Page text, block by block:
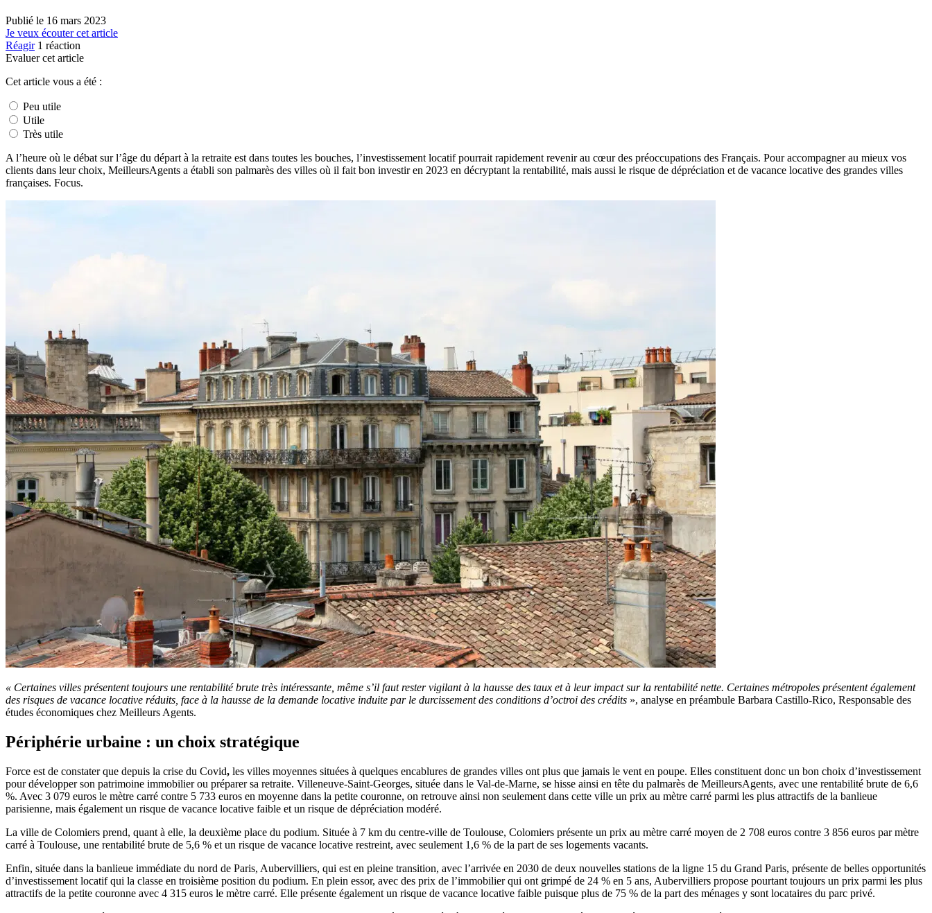
Publié le 16 mars 2023
Je veux écouter cet article
Réagir 1 réaction
Evaluer cet article
Cet article vous a été :
Peu utile
Utile
Très utile
A l’heure où le débat sur l’âge du départ à la retraite est dans toutes les bouches, l’investissement locatif pourrait rapidement revenir au cœur des préoccupations des Français. Pour accompagner au mieux vos
clients dans leur choix, MeilleursAgents a établi son palmarès des villes où il fait bon investir en 2023 en décryptant la rentabilité, mais aussi le risque de dépréciation et de vacance locative des grandes villes
françaises. Focus.
« Certaines villes présentent toujours une rentabilité brute très intéressante, même s’il faut rester vigilant à la hausse des taux et à leur impact sur la rentabilité nette. Certaines métropoles présentent également
des risques de vacance locative réduits, face à la hausse de la demande locative induite par le durcissement des conditions d’octroi des crédits », analyse en préambule Barbara Castillo-Rico, Responsable des
études économiques chez Meilleurs Agents.
Périphérie urbaine : un choix stratégique
Force est de constater que depuis la crise du Covid, les villes moyennes situées à quelques encablures de grandes villes ont plus que jamais le vent en poupe. Elles constituent donc un bon choix d’investissement
pour développer son patrimoine immobilier ou préparer sa retraite. Villeneuve-Saint-Georges, située dans le Val-de-Marne, se hisse ainsi en tête du palmarès de MeilleursAgents, avec une rentabilité brute de 6,6
%. Avec 3 079 euros le mètre carré contre 5 733 euros en moyenne dans la petite couronne, on retrouve ainsi non seulement dans cette ville un prix au mètre carré parmi les plus attractifs de la banlieue
parisienne, mais également un risque de vacance locative faible et un risque de dépréciation modéré.
La ville de Colomiers prend, quant à elle, la deuxième place du podium. Située à 7 km du centre-ville de Toulouse, Colomiers présente un prix au mètre carré moyen de 2 708 euros contre 3 856 euros par mètre
carré à Toulouse, une rentabilité brute de 5,6 % et un risque de vacance locative restreint, avec seulement 1,6 % de la part de ses logements vacants.
Enfin, située dans la banlieue immédiate du nord de Paris, Aubervilliers, qui est en pleine transition, avec l’arrivée en 2030 de deux nouvelles stations de la ligne 15 du Grand Paris, présente de belles opportunités
d’investissement locatif qui la classe en troisième position du podium. En plein essor, avec des prix de l’immobilier qui ont grimpé de 24 % en 5 ans, Aubervilliers propose pourtant toujours un prix parmi les plus
attractifs de la petite couronne avec 4 315 euros le mètre carré. Elle présente également un risque de vacance locative faible puisque plus de 75 % de la part des ménages y sont locataires du parc privé.